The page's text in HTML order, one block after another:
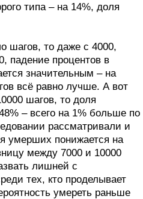
типа – на 14%, доля
шагов, то даже с 4000,
падение процентов в
значительным – на
всё равно лучше. А вот
шагов, то доля
– всего на 1% больше по
рассматривали и
умерших понижается на
между 7000 и 10000
лишней с
тех, кто проделывает
умереть раньше